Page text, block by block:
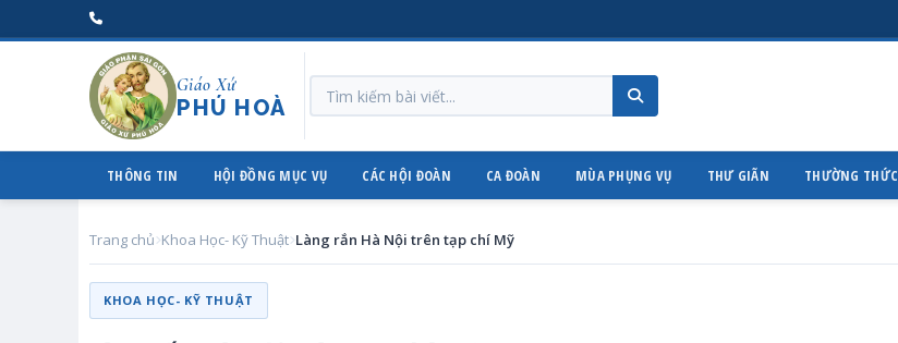
Giáo Xứ
PHÚ HOÀ
THÔNG TIN HỘI ĐỒNG MỤC VỤ CÁC HỘI ĐOÀN CA ĐOÀN MÙA PHỤNG VỤ THƯ GIÃN THƯỜNG
Trang chủ Khoa Học- Kỹ Thuật Làng rắn Hà Nội trên tạp chí Mỹ
KHOA HỌC- KỸ THUẬT